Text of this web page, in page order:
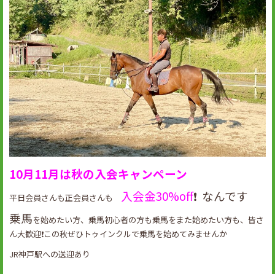
10月11月は秋の入会キャンペーン
平日会員さんも正会員さんも 入会金30%off❗️ なんです
乗馬を始めたい方、乗馬初心者の方も乗馬をまた始めたい方も、皆さ
ん大歓迎❗️この秋ぜひトゥインクルで乗馬を始めてみませんか
JR神戸駅への送迎あり